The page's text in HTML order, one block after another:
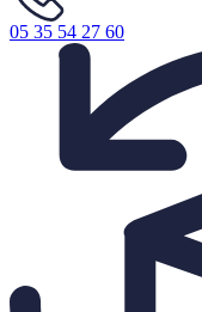
05 35 54 27 60